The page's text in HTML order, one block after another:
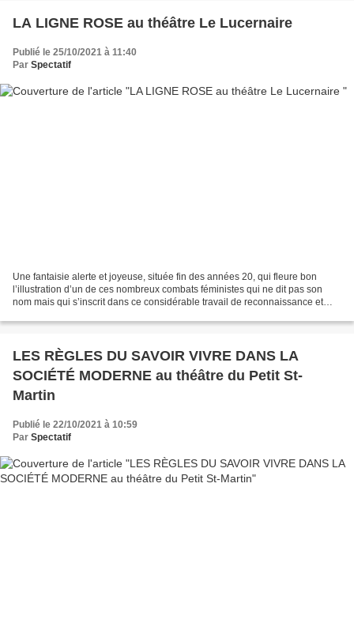
LA LIGNE ROSE au théâtre Le Lucernaire
Publié le 25/10/2021 à 11:40
Par Spectatif
Une fantaisie alerte et joyeuse, située fin des années 20, qui fleure bon
l’illustration d’un de ces nombreux combats féministes qui ne dit pas son
nom mais qui s’inscrit dans ce considérable travail de reconnaissance et
LES RÈGLES DU SAVOIR VIVRE DANS LA
SOCIÉTÉ MODERNE au théâtre du Petit St-
Martin
Publié le 22/10/2021 à 10:59
Par Spectatif